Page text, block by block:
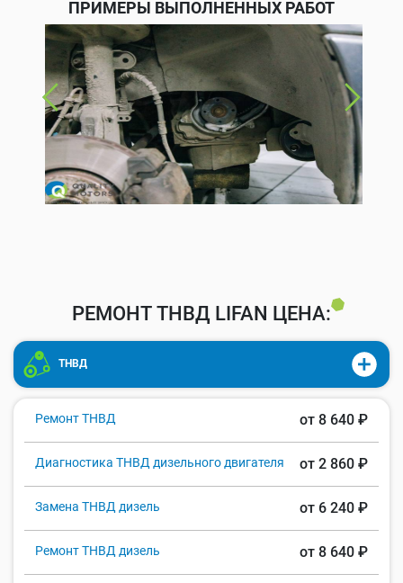
ПРИМЕРЫ ВЫПОЛНЕННЫХ РАБОТ
РЕМОНТ ТНВД LIFAN ЦЕНА:
ТНВД
Ремонт ТНВД от 8 640 ₽
Диагностика ТНВД дизельного двигателя от 2 860 ₽
Замена ТНВД дизель от 6 240 ₽
Ремонт ТНВД дизель от 8 640 ₽